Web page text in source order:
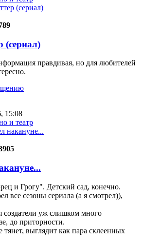
(сериал)
(сериал)
правдивая, но для любителей
15:08
и театр
накануне...
и Грогу". Детский сад, конечно.
все сезоны сериала (а я смотрел)),
создатели уж слишком много
до приторности.
выглядит как пара склеенных